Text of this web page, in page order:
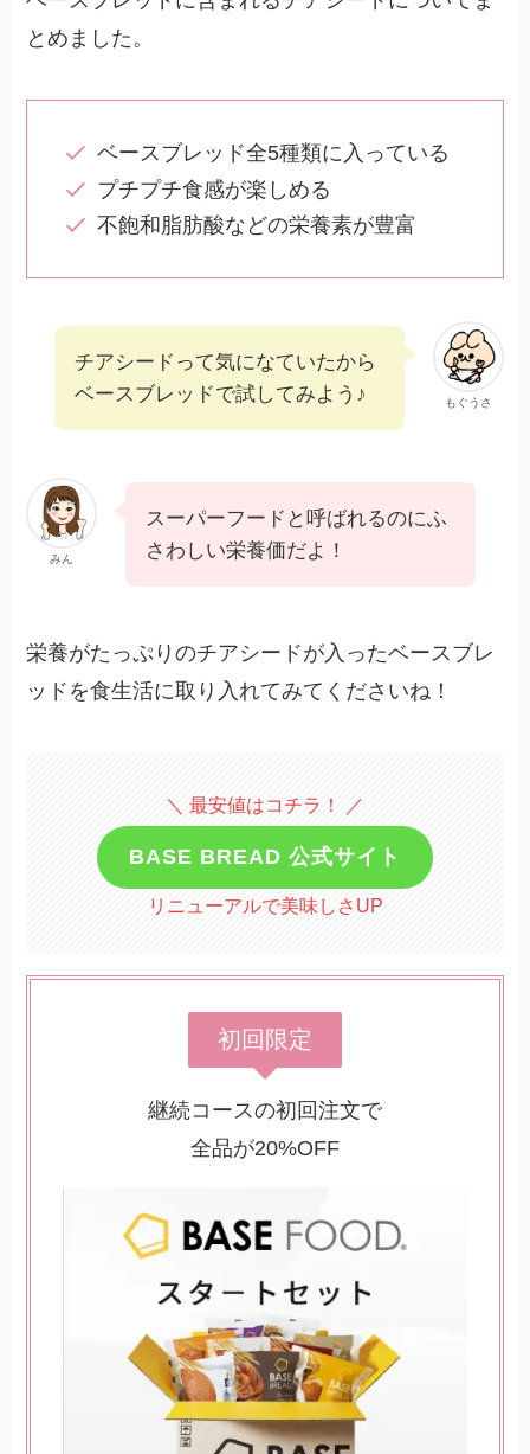
とめました。
ベースブレッド全5種類に入っている
プチプチ食感が楽しめる
不飽和脂肪酸などの栄養素が豊富
もぐうさ
チアシードって気になていたから
ベースブレッドで試してみよう♪
みん
スーパーフードと呼ばれるのにふ
さわしい栄養価だよ！
栄養がたっぷりのチアシードが入ったベースブレ
ッドを食生活に取り入れてみてくださいね！
＼ 最安値はコチラ！ ／
BASE BREAD 公式サイト
リニューアルで美味しさUP
初回限定
継続コースの初回注文で
全品が20%OFF